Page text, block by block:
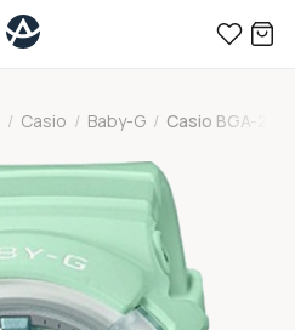
/ Casio / Baby-G / Casio BGA-